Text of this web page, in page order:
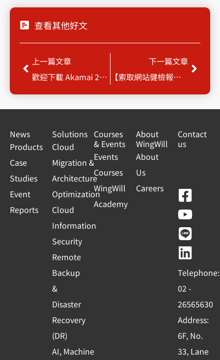
查看其他好文
Prev上一篇文章
歡迎下載 Akamai 2019 年《網際網路現狀/資安網路攻擊與遊戲濫用報告》
下一篇文章
【索取網站健檢報告】Akamai ETP 打造安全上網環境，將威脅一網打盡
Next
News
Products
Case
Studies
Event
Reports
Solutions
Cloud
Migration &
Architecture
Optimization
Cloud
Information
Security
Remote
Backup
&
Disaster
Recovery
(DR)
AI, Machine
Courses
& Events
Events
Courses
WingWill
Academy
About
WingWill
About
Us
Careers
Contact
us
F
a
c
e
b
o
o
k
-
s
q
Y
o
u
t
u
b
e
L
i
n
e
L
i
n
k
e
d
i
n
Telephone:
02 -
26565630
Address:
6F, No.
33, Lane